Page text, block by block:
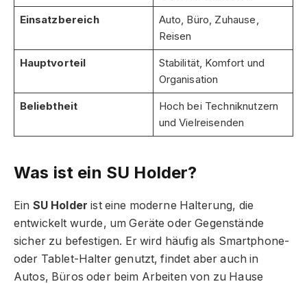
Einsatzbereich
Auto, Büro, Zuhause,
Reisen
Hauptvorteil
Stabilität, Komfort und
Organisation
Beliebtheit
Hoch bei Techniknutzern
und Vielreisenden
Was ist ein SU Holder?
Ein SU Holder ist eine moderne Halterung, die
entwickelt wurde, um Geräte oder Gegenstände
sicher zu befestigen. Er wird häufig als Smartphone-
oder Tablet-Halter genutzt, findet aber auch in
Autos, Büros oder beim Arbeiten von zu Hause